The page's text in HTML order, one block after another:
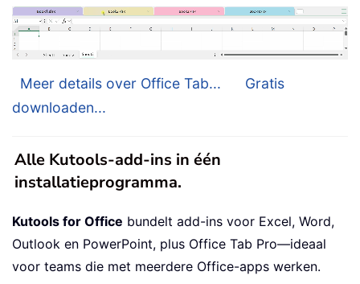
Meer details over Office Tab...
Gratis
downloaden...
Alle Kutools-add-ins in één
installatieprogramma.
Kutools for Office bundelt add-ins voor Excel, Word,
Outlook en PowerPoint, plus Office Tab Pro—ideaal
voor teams die met meerdere Office-apps werken.